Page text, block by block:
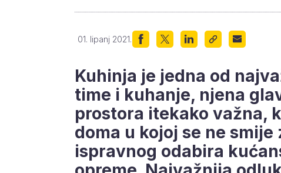
01. lipanj 2021.
Kuhinja je jedna od
time i kuhanje, njena
prostora itekako važna,
doma u kojoj se ne
ispravnog odabira